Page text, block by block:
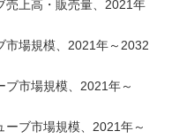
上高・販売量、2021年
場規模、2021年～2032
市場規模、2021年～
ブ市場規模、2021年～